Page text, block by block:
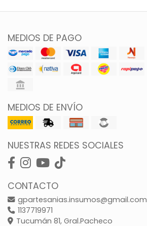
MEDIOS DE PAGO
MEDIOS DE ENVÍO
NUESTRAS REDES SOCIALES
CONTACTO
gpartesanias.insumos@gmail.com
1137719971
Tucumán 81, Gral.Pacheco